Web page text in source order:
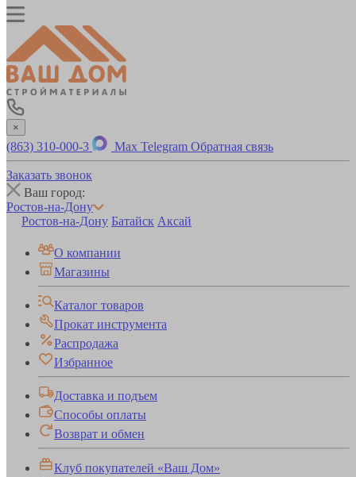
×
(863) 310-000-3 Max Telegram Обратная связь
Заказать звонок
Ваш город:
Ростов-на-Дону
Ростов-на-Дону Батайск Аксай
О компании
Магазины
Каталог товаров
Прокат инструмента
Распродажа
Избранное
Доставка и подъем
Способы оплаты
Возврат и обмен
Клуб покупателей «Ваш Дом»